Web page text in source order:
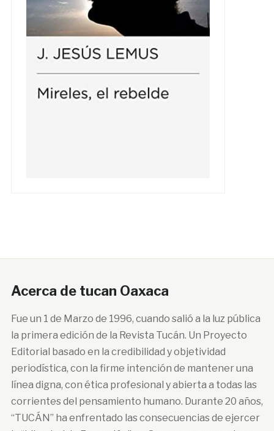
Acerca de tucan Oaxaca
Fue un 1 de Marzo de 1996, cuando salió a la luz pública
la primera edición de la Revista Tucán. Un Proyecto
Editorial basado en la credibilidad y objetividad
periodística, con la firme intención de mantener una
línea digna, con ética profesional y abierta a todas las
corrientes del pensamiento humano. Durante 20 años,
“TUCÁN” ha enfrentado las consecuencias de ejercer